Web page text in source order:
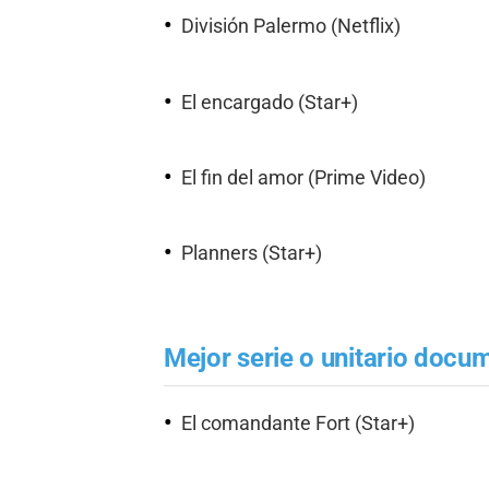
División Palermo (Netflix)
El encargado (Star+)
El fin del amor (Prime Video)
Planners (Star+)
Mejor serie o unitario
El comandante Fort (Star+)